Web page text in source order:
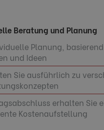
Beratung und Planung
Planung,
und Ideen
Sie ausführlich zu
erhalten Sie
Kostenaufstellung